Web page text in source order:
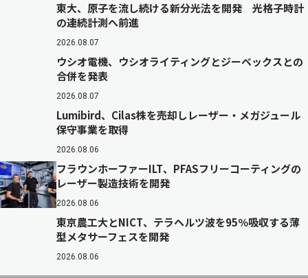
東大、原子を流し続ける新分光法を開発 光格子時計
の連続計測へ前進
2026.08.07
ウシオ電機、ウシオライティングとジーベックスとの
合併を発表
2026.08.07
Lumibird、Cilas株を売却しレーザー・メガジュール
保守事業を取得
2026.08.06
フラウンホーファーILT、PFASフリーコーティングの
レーザー製造技術を開発
2026.08.06
東京農工大とNICT、テラヘルツ波を95％吸収する薄
型メタサーフェスを開発
2026.08.06